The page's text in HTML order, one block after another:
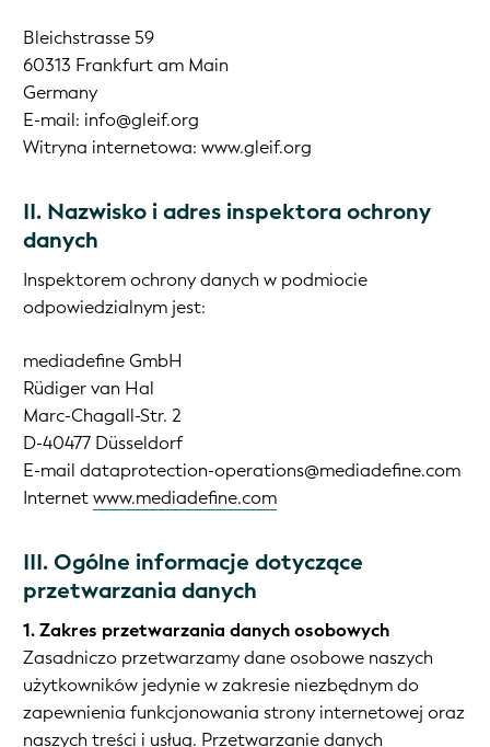
Bleichstrasse 59
60313 Frankfurt am Main
Germany
E-mail: info@gleif.org
Witryna internetowa: www.gleif.org
II. Nazwisko i adres inspektora ochrony
danych
Inspektorem ochrony danych w podmiocie
odpowiedzialnym jest:
mediadefine GmbH
Rüdiger van Hal
Marc-Chagall-Str. 2
D-40477 Düsseldorf
E-mail dataprotection-operations@mediadefine.com
Internetwww.mediadefine.com
III. Ogólne informacje dotyczące
przetwarzania danych
1. Zakres przetwarzania danych osobowych
Zasadniczo przetwarzamy dane osobowe naszych
użytkowników jedynie w zakresie niezbędnym do
zapewnienia funkcjonowania strony internetowej oraz
naszych treści i usług. Przetwarzanie danych